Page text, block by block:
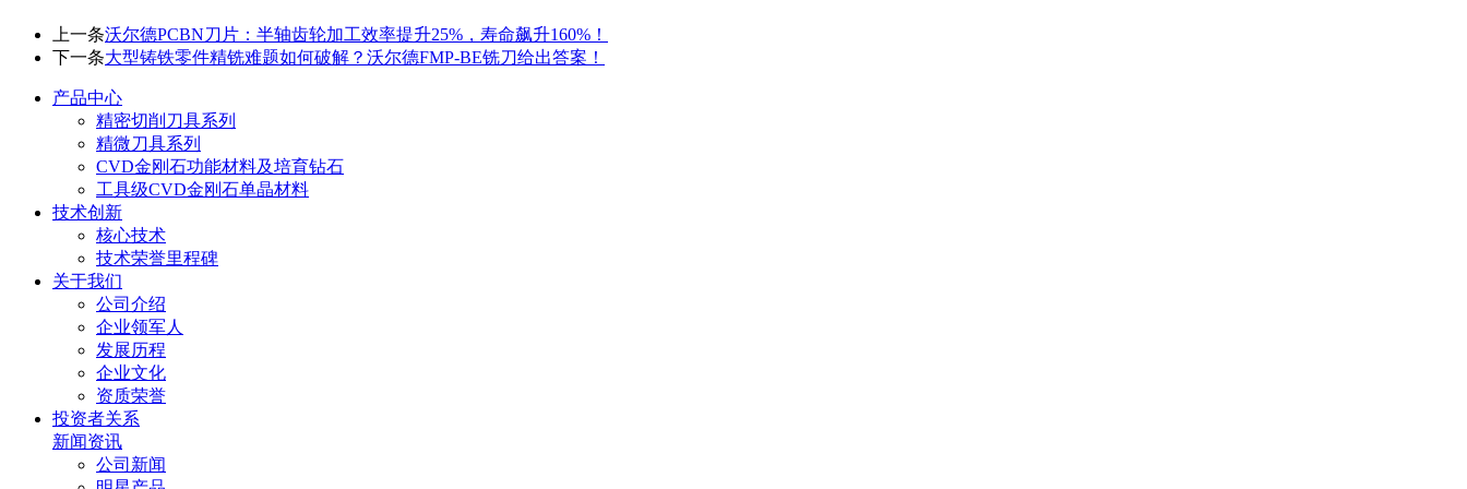
上一条沃尔德PCBN刀片：半轴齿轮加工效率提升25%，寿命飙升160%！
下一条大型铸铁零件精铣难题如何破解？沃尔德FMP-BE铣刀给出答案！
产品中心
精密切削刀具系列
精微刀具系列
CVD金刚石功能材料及培育钻石
工具级CVD金刚石单晶材料
技术创新
核心技术
技术荣誉里程碑
关于我们
公司介绍
企业领军人
发展历程
企业文化
资质荣誉
投资者关系
新闻资讯
公司新闻